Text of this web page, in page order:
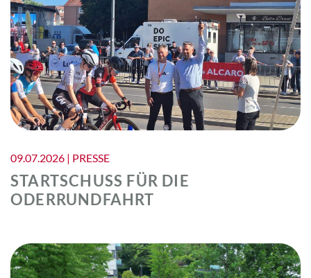
09.07.2026 | PRESSE
STARTSCHUSS FÜR DIE
ODERRUNDFAHRT